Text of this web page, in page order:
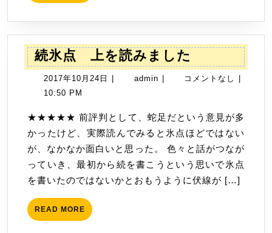
(W4U2400BMS-
16G/W)
を
買
い
し
た
続氷点 上を読みました
氷
点
を
読
み
ま
し
2017年10月24日
2017
月
24
日
admin adminコメントなし
10:50 PM
★★★★★ 前評判として、蛇足だという意見が多
かったけど、実際読んでみると氷点ほどではない
が、なかなか面白いと思った。 色々と話がつなが
っていき、最初から続を書こうという思いで氷点
を書いたのではないかとおもうように伏線が […]
READ MORE READ
MORE